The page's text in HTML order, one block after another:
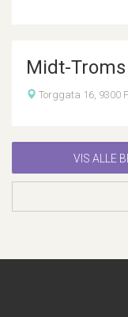
Midt-
Torggata 16, 9300
VIS ALLE